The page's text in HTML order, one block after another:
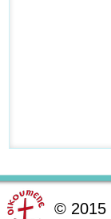
© 2015